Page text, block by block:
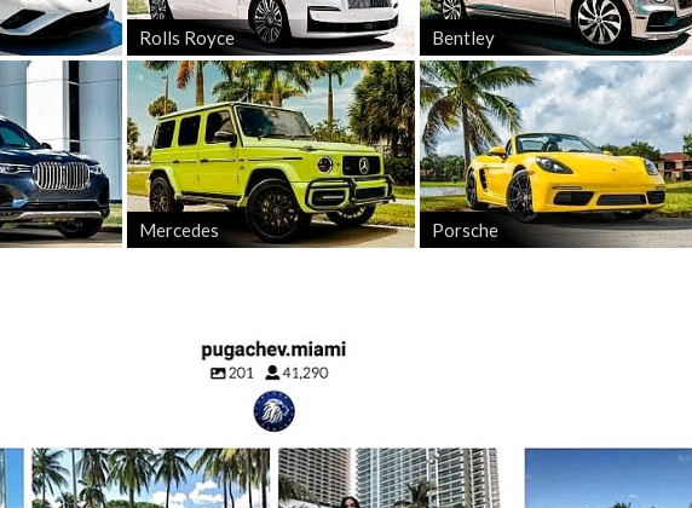
настроение и создаст новые общие воспоминания. Такой подарок
за рамки обыденности. Аренда Bentley — это идеальный способ
насладиться каждым моментом и ощутить свободу, исследуя Лос-
Анджелесе?
год, чтобы насладиться поездкой без лишних хлопот и формальностей.
менеджерами. Вы можете сделать это по телефону или через
запросы, расскажут об особенностях аренды и ответят на все
Rolls Royce Bentley
Mercedes Porsche